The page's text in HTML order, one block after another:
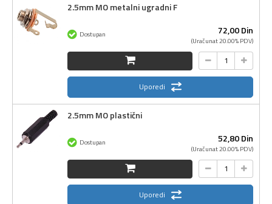
2.5mm MO metalni ugradni F
72,00Din
(Uračunat 20.00% PDV)
Dostupan
Uporedi
2.5mm MO plastični
52,80Din
(Uračunat 20.00% PDV)
Dostupan
Uporedi